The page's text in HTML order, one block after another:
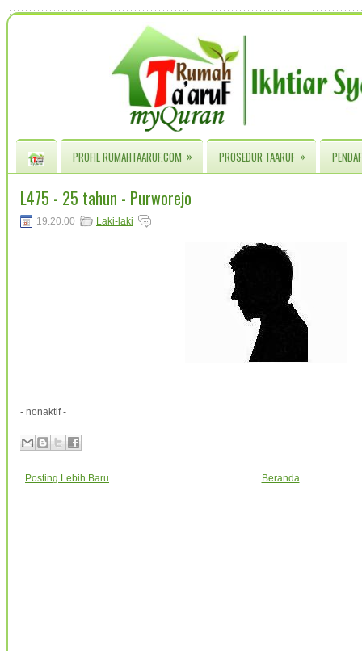
PROFIL RUMAHTAARUF.COM » PROSEDUR TAARUF »
L475 - 25 tahun - Purworejo
19.20.00 Laki-laki
- nonaktif -
Posting Lebih Baru Beranda